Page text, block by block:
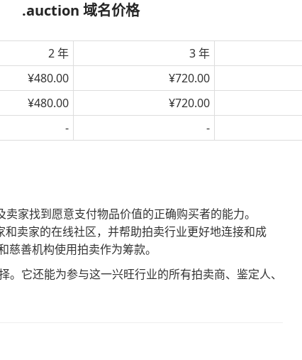
.auction 域名价格
2 年 3 年
¥480.00 ¥720.00
¥480.00 ¥720.00
- -
家找到愿意支付物品价值的正确购买者的能力。
卖家的在线社区，并帮助拍卖行业更好地连接和成
善机构使用拍卖作为筹款。
它还能为参与这一兴旺行业的所有拍卖商、鉴定人、